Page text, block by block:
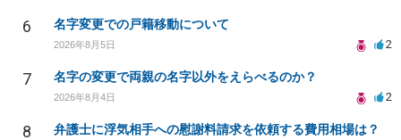
6 名字変更での戸籍移動について
2026年8月5日 2
7 名字の変更で両親の名字以外をえらべるのか？
2026年8月4日 2
8 弁護士に浮気相手への慰謝料請求を依頼する費用相場は？